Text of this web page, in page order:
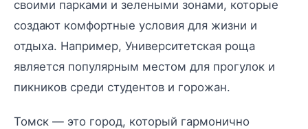
своими парками и зелеными зонами, которые
создают комфортные условия для жизни и
отдыха. Например, Университетская роща
является популярным местом для прогулок и
пикников среди студентов и горожан.
Томск — это город, который гармонично